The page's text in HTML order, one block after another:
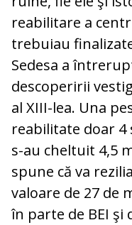
reabilitare a
trebuiau
Sedesa a
descoperirii
al XIII-lea. Una
reabilitate doar 4
s-au cheltuit 4,5
spune că va
valoare de 27 de
în parte de BEI şi